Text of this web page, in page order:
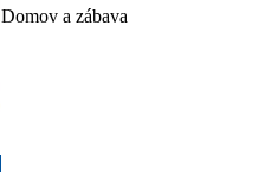
Domov a zábava